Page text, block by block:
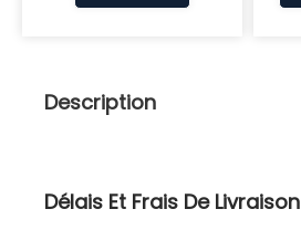
Description
Délais Et Frais De Livraison